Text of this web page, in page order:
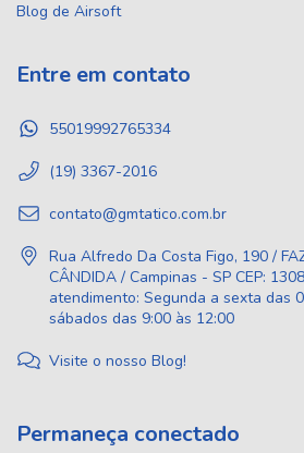
Blog de Airsoft
Entre em contato
55019992765334
(19) 3367-2016
contato@gmtatico.com.br
Rua Alfredo Da Costa Figo, 190 /
CÂNDIDA / Campinas - SP CEP:
atendimento: Segunda a sexta das
sábados das 9:00 às 12:00
Visite o nosso Blog!
Permaneça conectado